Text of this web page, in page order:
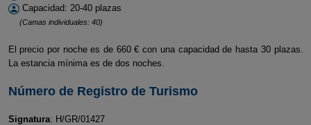
Capacidad: 20-40 plazas
(Camas individuales: 40)
El precio por noche es de 660 € con una capacidad de hasta 30 plazas.
La estancia mínima es de dos noches.
Número de Registro de Turismo
Signatura: H/GR/01427